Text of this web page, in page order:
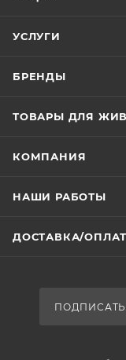
УСЛУГИ
БРЕНДЫ
ТОВАРЫ ДЛЯ
КОМПАНИЯ
НАШИ РАБОТЫ
ДОСТАВКА/